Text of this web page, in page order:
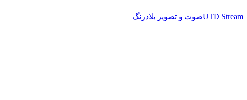
UTD Streamصوت و تصویر بلادرنگ